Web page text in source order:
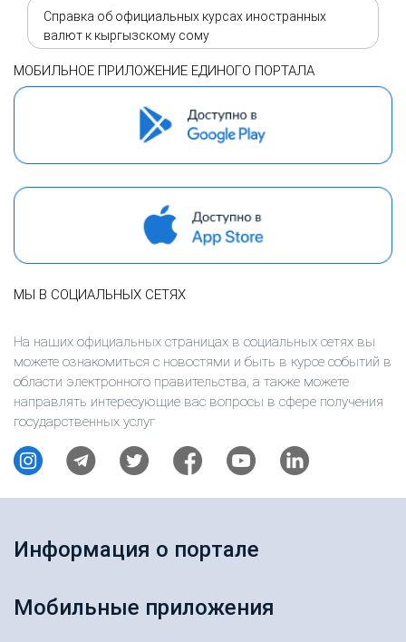
Справка об официальных курсах иностранных
валют к кыргызскому сому
МОБИЛЬНОЕ ПРИЛОЖЕНИЕ ЕДИНОГО ПОРТАЛА
МЫ В СОЦИАЛЬНЫХ СЕТЯХ
На наших официальных страницах в социальных сетях вы
можете ознакомиться с новостями и быть в курсе событий в
области электронного правительства, а также можете
направлять интересующие вас вопросы в сфере получения
государственных услуг
Информация о портале
Мобильные приложения